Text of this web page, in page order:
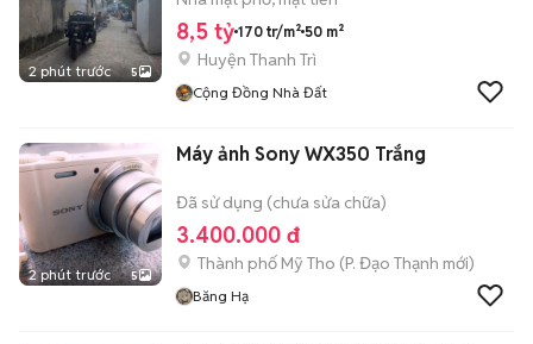
2 phút trước 5
8,5 tỷ 170 tr/m² 50 m²
Huyện Thanh Trì
Cộng Đồng Nhà Đất
2 phút trước 5
Máy ảnh Sony WX350 Trắng
Đã sử dụng (chưa sửa chữa)
3.400.000 đ
Thành phố Mỹ Tho (P. Đạo Thạnh mới)
Băng Hạ